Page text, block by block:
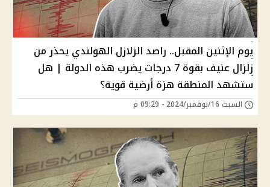
يوم الإثنين المقبل.. راصد الزلازل الهولندي يحذر من
زلزال عنيف بقوة 7 درجات يضرب هذه الدولة | هل
ستشهد المنطقة هزة أرضية قوية؟
السبت 16/نوفمبر/2024 - 09:29 م